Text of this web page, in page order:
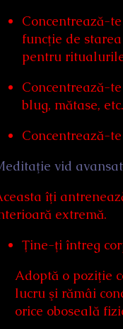
Concentrează-
funcţie de
pentru
Concentrează-
blug, mătase, etc.
Concentrează-
vid
îţi
extremă.
Ţine-ţi întreg
Adoptă o poziţie
lucru şi rămâi
orice oboseală